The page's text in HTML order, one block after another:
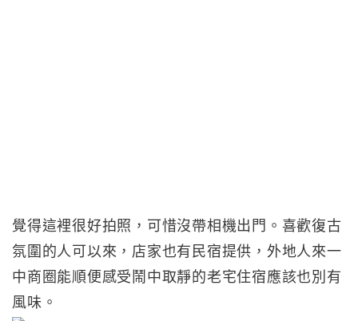
覺得這裡很好拍照，可惜沒帶相機出門。喜歡復古
氛圍的人可以來，店家也有民宿提供，外地人來一
中商圈能順便感受鬧中取靜的老宅住宿應該也別有
風味。